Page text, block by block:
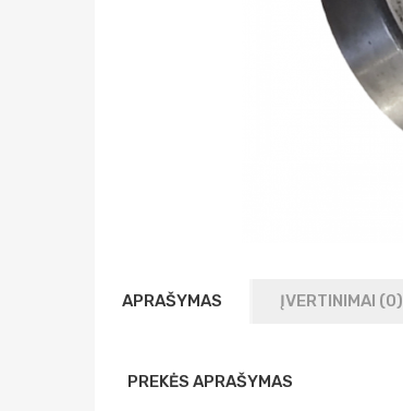
APRAŠYMAS ĮVERTINIMAI (0)
PREKĖS APRAŠYMAS